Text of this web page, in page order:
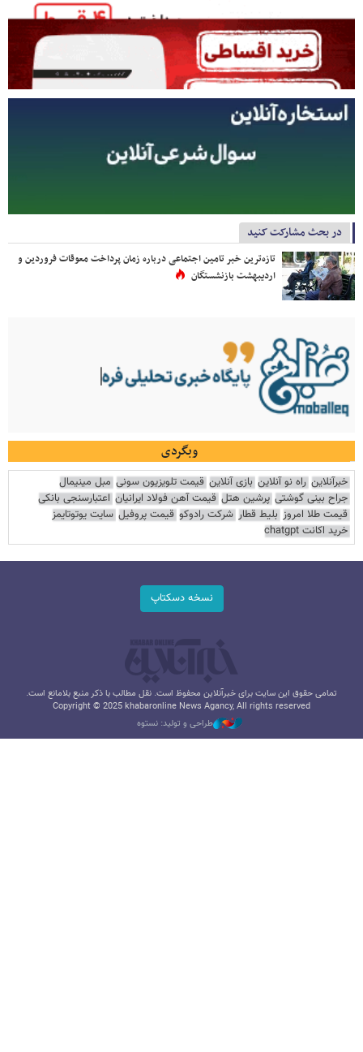
در بحث مشارکت کنید
تازه‌ترین خبر تامین اجتماعی درباره زمان پرداخت معوقات فروردین و
اردیبهشت بازنشستگان
وبگردی
خبرآنلاین راه نو آنلاین بازی آنلاین قیمت تلویزیون سونی مبل مینیمال
جراح بینی گوشتی پرشین هتل قیمت آهن فولاد ایرانیان اعتبارسنجی بانکی
قیمت طلا امروز بلیط قطار شرکت رادوکو قیمت پروفیل سایت یوتوتایمز
خرید اکانت chatgpt
نسخه دسکتاپ
تمامی حقوق این سایت برای خبرآنلاین محفوظ است. نقل مطالب با ذکر منبع بلامانع است.
Copyright © 2025 khabaronline News Agancy, All rights reserved
طراحی و تولید: نستوه